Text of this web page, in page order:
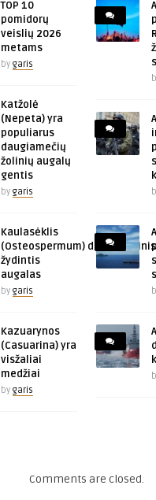
TOP 10
pomidorų
veislių 2026
metams
by garis
Katžolė
(Nepeta) yra
populiarus
daugiamečių
žolinių augalų
gentis
by garis
Kaulasėklis
(Osteospermum) dekoratyvinis
žydintis
augalas
by garis
Kazuarynos
(Casuarina) yra
visžaliai
medžiai
by garis
Comments are closed.